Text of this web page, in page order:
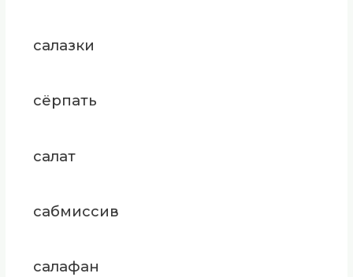
салазки
сёрпать
салат
сабмиссив
салафан